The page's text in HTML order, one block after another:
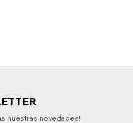
nuestras novedades!